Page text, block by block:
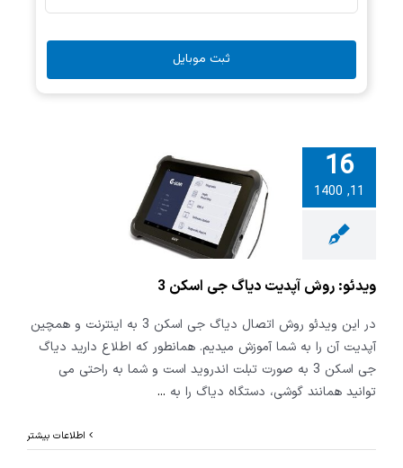
16
11, 1400
روش آپدیت
اسکن 3
ویدئو: روش آپدیت دیاگ جی اسکن 3
در این ویدئو روش اتصال دیاگ جی اسکن 3 به اینترنت و همچین
آپدیت آن را به شما آموزش میدیم. همانطور که اطلاع دارید دیاگ
جی اسکن 3 به صورت تبلت اندروید است و شما به راحتی می
توانید همانند گوشی، دستگاه دیاگ را به ...
اطلاعات بیشتر
ثبت موبایل